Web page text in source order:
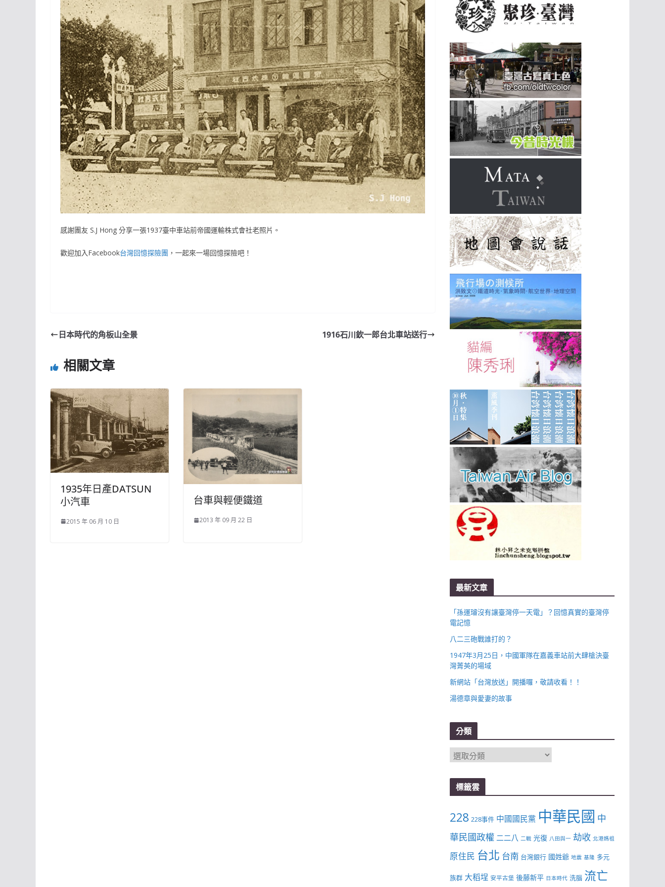
感謝團友 S.J Hong 分享一張1937臺中車站前帝國運輸株式會社老照片。
歡迎加入Facebook台灣回憶探險團 ，一起來一場回憶探險吧！
日本時代的角板山全景 1916石川欽一郎台北車站送行
相關文章
1935年日產DATSUN
小汽車
2015 年 06 月 10 日
台車與輕便鐵道
2013 年 09 月 22 日
最新文章
「孫運璿沒有讓臺灣停一天電」？回憶真實的臺灣停
電記憶
八二三砲戰誰打的？
1947年3月25日，中國軍隊在嘉義車站前大肆槍決臺
灣菁英的場域
新網站「台灣放送」開播囉，敬請收看！！
湯德章與愛妻的故事
分類
分
類
標籤雲
228 228事件 中國國民黨 中華民國 中
華民國政權 二二八 二戰 光復 八田與一 劫收 北港媽祖
原住民 台北 台南 台灣銀行 國姓爺 地震 基隆 多元
族群 大稻埕 安平古堡 後藤新平 日本時代 洗腦 流亡